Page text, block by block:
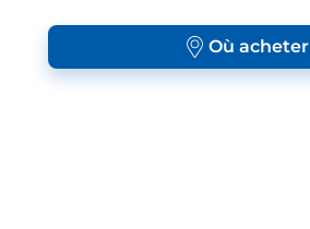
Où acheter